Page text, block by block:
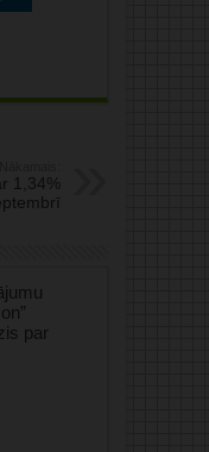
1,34%
par